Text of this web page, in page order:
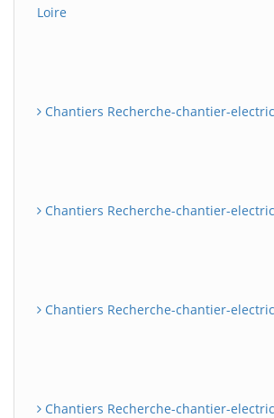
Loire
Chantiers Recherche-chantier-
Chantiers Recherche-chantier-
Chantiers Recherche-chantier-
Chantiers Recherche-chantier-